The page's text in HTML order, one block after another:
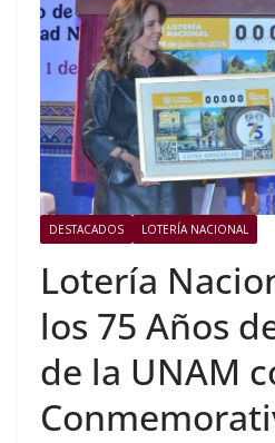
DESTACADOS LOTERÍA NACIONAL
Lotería
los 75 Años
de la UNAM